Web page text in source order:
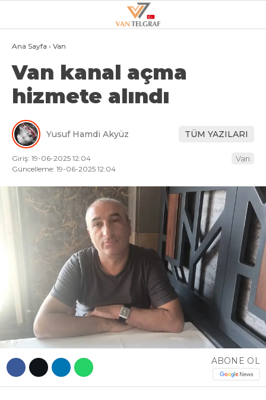
WhatsApp İhbar
Hattı
21.3°
GALERİ VİDEO
VAN
BÖLGE
3.SAYFA
GÜNDEM
EKONOMI
MAGAZIN
EĞITIM
DIĞER
Ana Sayfa › Van
Van kanal açma
hizmete alındı
Yusuf Hamdi Akyüz TÜM YAZILARI
Giriş: 19-06-2025 12:04
Güncelleme: 19-06-2025 12:04
Van
ABONE OL